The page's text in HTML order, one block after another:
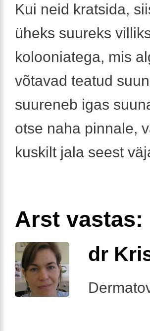
Kui neid kratsida,
üheks suureks
kolooniatega, mis
võtavad teatud
suureneb igas
otse naha pinnale,
kuskilt jala seest
Arst vastas:
dr